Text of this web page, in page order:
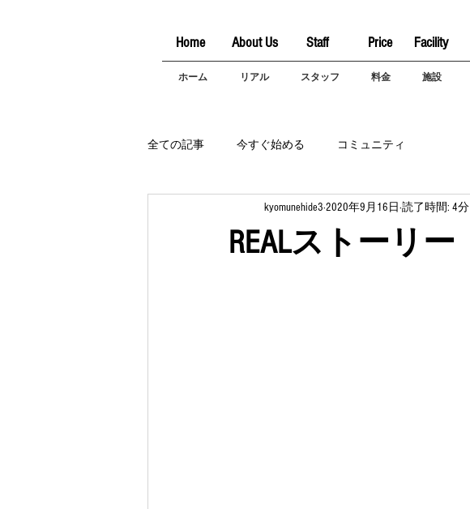
Home About Us Staff Price Facility
ホーム リアル スタッフ 料金 施設
全ての記事 今すぐ始める コミュニティ
REALストーリー
kyomunehide3 2020年9月16日 読了時間: 4分